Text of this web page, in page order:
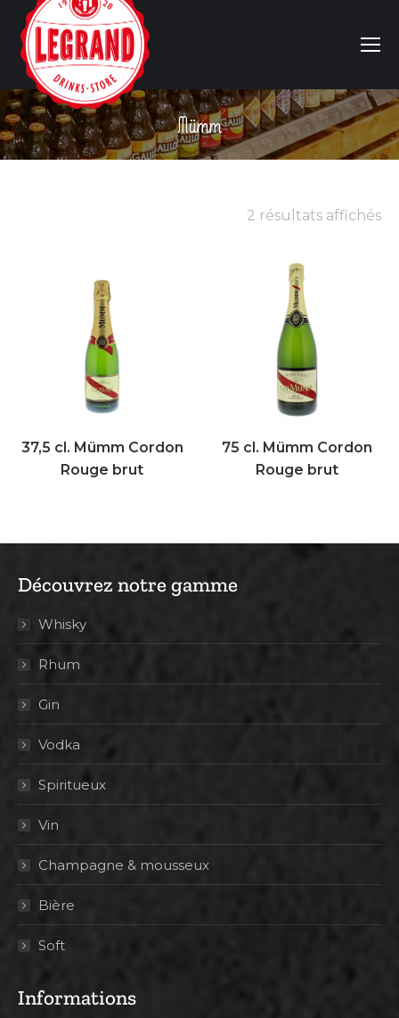
Mümm
Vous êtes ici :
2 résultats affichés
37,5 cl. Mümm Cordon
Rouge brut
75 cl. Mümm Cordon
Rouge brut
Découvrez notre gamme
Whisky
Rhum
Gin
Vodka
Spiritueux
Vin
Champagne & mousseux
Bière
Soft
Informations